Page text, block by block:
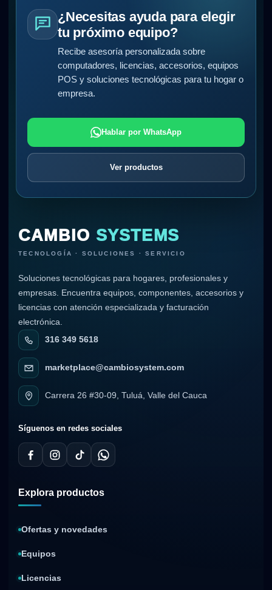
¿Necesitas ayuda para elegir
tu próximo equipo?
Recibe asesoría personalizada sobre
computadores, licencias, accesorios, equipos
POS y soluciones tecnológicas para tu hogar o
empresa.
Hablar por WhatsApp
Ver productos
CAMBIO SYSTEMS
TECNOLOGÍA · SOLUCIONES · SERVICIO
Soluciones tecnológicas para hogares, profesionales y
empresas. Encuentra equipos, componentes, accesorios y
licencias con atención especializada y facturación
electrónica.
316 349 5618
marketplace@cambiosystem.com
Carrera 26 #30-09, Tuluá, Valle del Cauca
Síguenos en redes sociales
Explora productos
Ofertas y novedades
Equipos
Licencias